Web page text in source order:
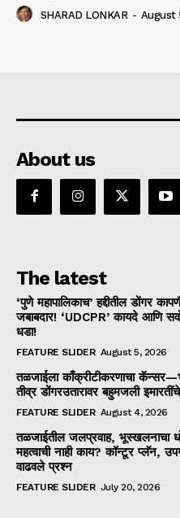
SHARAD LONKAR - August
About us
The latest
‘पुणे महापालिकाच’ हद्दीतील डोंगर
जबाबदार! ‘UDCPR’ कायदे आणि
धडा!
FEATURE SLIDER August 5, 2026
तळजाईला काँक्रीटीकरणाचा
तीव्र डोंगरउतारावर बहुमजली
FEATURE SLIDER August 4, 2026
तळजाईतील जलप्रवाह, भूस्खलनाचा
महत्वाची नाही काय? कॉन्टूर प्लॅन,
वाढवले प्रश्न
FEATURE SLIDER July 20, 2026